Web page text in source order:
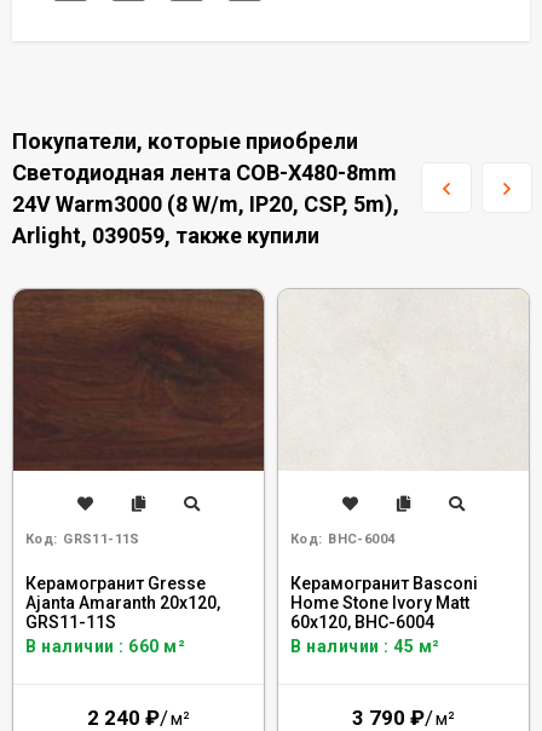
Покупатели, которые приобрели
Светодиодная лента COB-X480-8mm
24V Warm3000 (8 W/m, IP20, CSP, 5m),
Arlight, 039059, также купили
Код: GRS11-11S
Керамогранит Gresse
Ajanta Amaranth 20x120,
GRS11-11S
В наличии : 660 м²
2 240 ₽/м²
Код: BHC-6004
Керамогранит Basconi
Home Stone Ivory Matt
60x120, BHC-6004
В наличии : 45 м²
3 790 ₽/м²